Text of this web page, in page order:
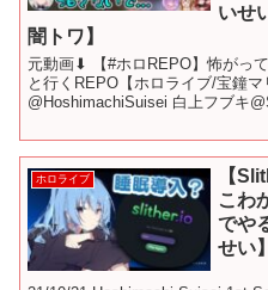
いせ
闇トワ】
元動画⬇︎ 【#ホロREPO】怖がっ
と行くREPO【ホロライブ/宝鐘
@HoshimachiSuisei 白上フブキ
ホロライブ
【
こわ
でや
せい】